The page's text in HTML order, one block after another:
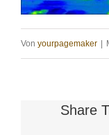
Von yourpagemaker
Share